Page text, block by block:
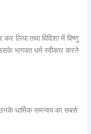
लिया तथा विदिशा में विष्णु
भागवत धर्म स्वीकार करने
धार्मिक समन्वय का सबसे